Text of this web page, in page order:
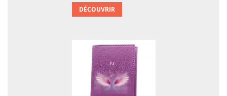
DÉCOUVRIR